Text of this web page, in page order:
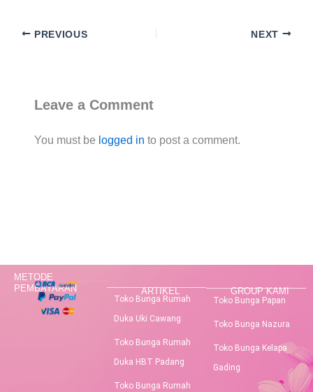
PREVIOUS NEXT
Leave a Comment
You must be logged in to post a comment.
METODE
PEMBAYARAN
ARTIKEL
Toko Bunga Rumah
Duka Uki Cawang
Toko Bunga Rumah
Duka HBT Padang
Toko Bunga Rumah
GROUP KAMI
Toko Bunga Papan
Toko Bunga Nazura
Toko Bunga Kelapa
Gading